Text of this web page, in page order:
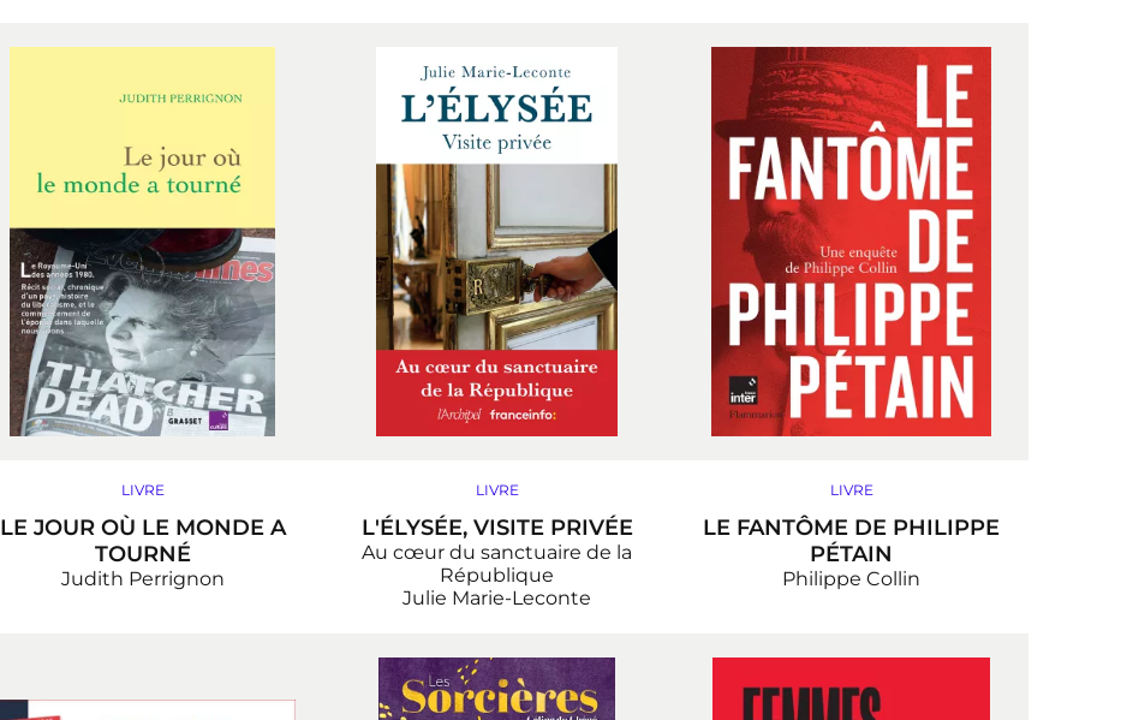
LIVRE
LE JOUR OÙ LE MONDE A
TOURNÉ
Judith Perrignon
LIVRE
L'ÉLYSÉE, VISITE PRIVÉE
Au cœur du sanctuaire de la
République
Julie Marie-Leconte
LIVRE
LE FANTÔME DE PHILIPPE
PÉTAIN
Philippe Collin